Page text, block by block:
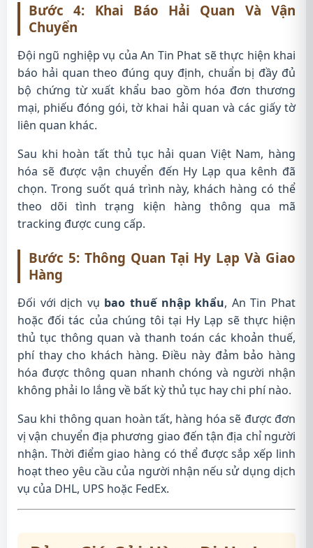
Bước 4: Khai Báo Hải Quan Và Vận
Chuyển
Đội ngũ nghiệp vụ của An Tin Phat sẽ thực hiện khai
báo hải quan theo đúng quy định, chuẩn bị đầy đủ
bộ chứng từ xuất khẩu bao gồm hóa đơn thương
mại, phiếu đóng gói, tờ khai hải quan và các giấy tờ
liên quan khác.
Sau khi hoàn tất thủ tục hải quan Việt Nam, hàng
hóa sẽ được vận chuyển đến Hy Lạp qua kênh đã
chọn. Trong suốt quá trình này, khách hàng có thể
theo dõi tình trạng kiện hàng thông qua mã
tracking được cung cấp.
Bước 5: Thông Quan Tại Hy Lạp Và Giao
Hàng
Đối với dịch vụ bao thuế nhập khẩu, An Tin Phat
hoặc đối tác của chúng tôi tại Hy Lạp sẽ thực hiện
thủ tục thông quan và thanh toán các khoản thuế,
phí thay cho khách hàng. Điều này đảm bảo hàng
hóa được thông quan nhanh chóng và người nhận
không phải lo lắng về bất kỳ thủ tục hay chi phí nào.
Sau khi thông quan hoàn tất, hàng hóa sẽ được đơn
vị vận chuyển địa phương giao đến tận địa chỉ người
nhận. Thời điểm giao hàng có thể được sắp xếp linh
hoạt theo yêu cầu của người nhận nếu sử dụng dịch
vụ của DHL, UPS hoặc FedEx.